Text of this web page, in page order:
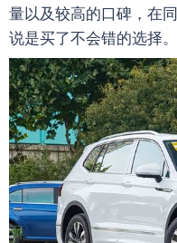
量以及较高的口碑，在
说是买了不会错的选择。